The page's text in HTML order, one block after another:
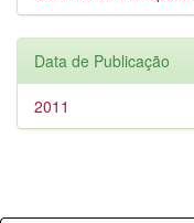
Data de Publicação
2011